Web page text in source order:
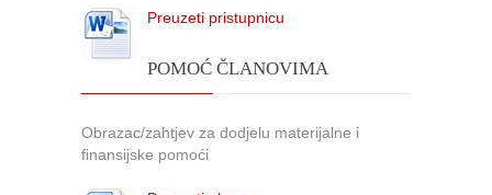
Preuzeti pristupnicu
POMOĆ ČLANOVIMA
Obrazac/zahtjev za dodjelu materijalne i
finansijske pomoći